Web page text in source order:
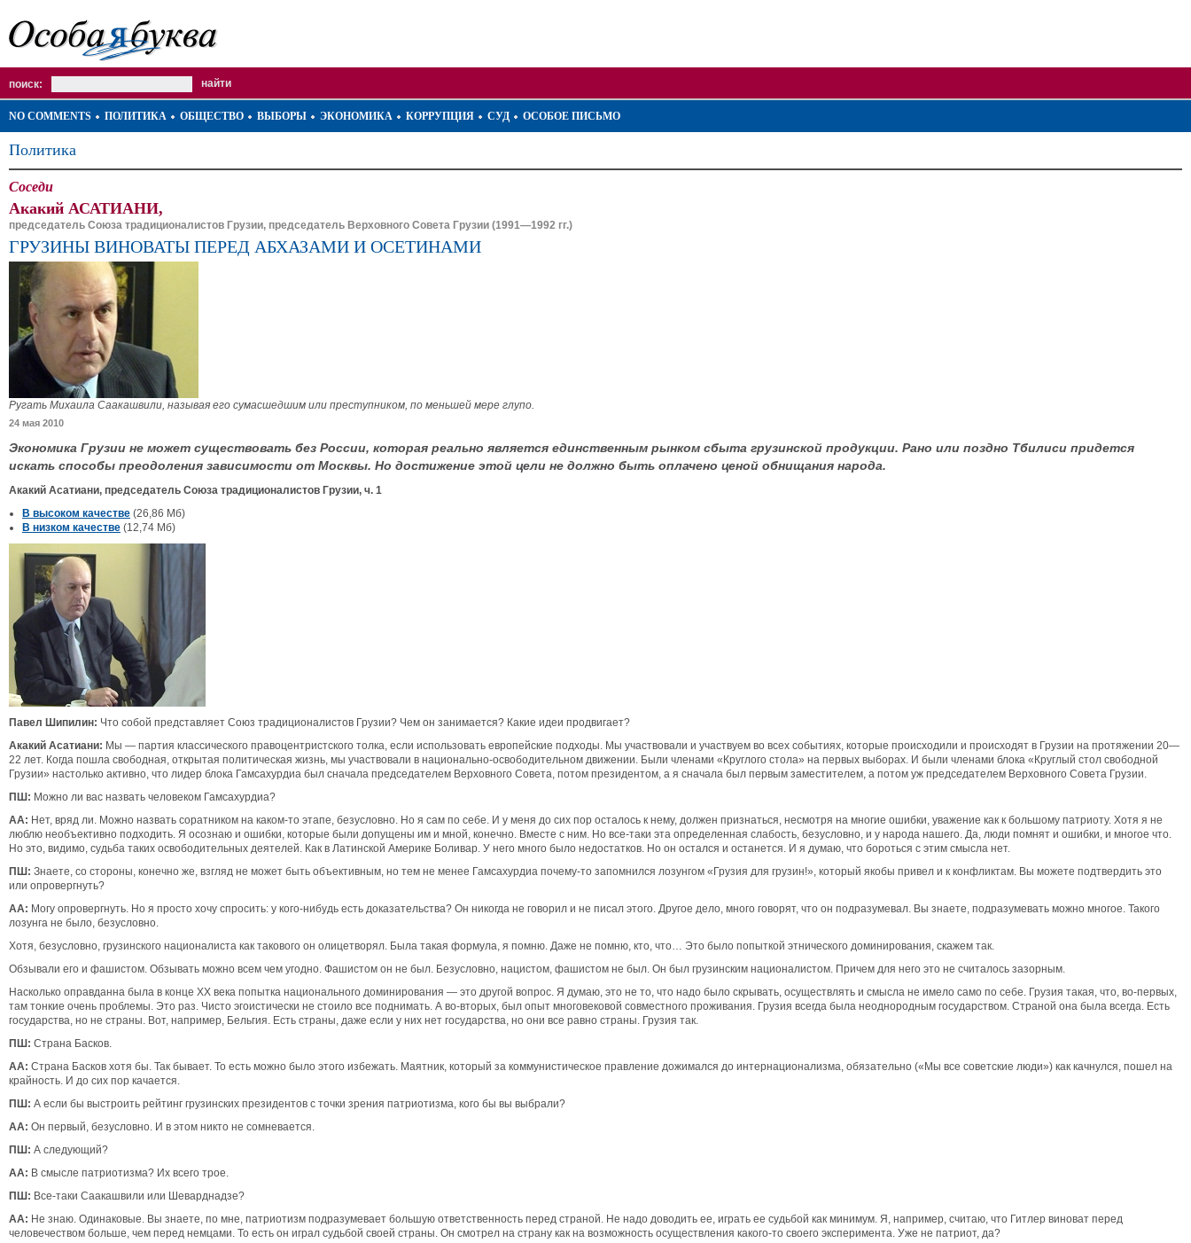
поиск:
NO COMMENTS ПОЛИТИКА ОБЩЕСТВО ВЫБОРЫ ЭКОНОМИКА КОРРУПЦИЯ СУД ОСОБОЕ ПИСЬМО
Политика
Соседи
Акакий АСАТИАНИ,
председатель Союза традиционалистов Грузии, председатель Верховного Совета Грузии (1991—1992 гг.)
ГРУЗИНЫ ВИНОВАТЫ ПЕРЕД АБХАЗАМИ И ОСЕТИНАМИ
Ругать Михаила Саакашвили, называя его сумасшедшим или преступником, по меньшей мере глупо.
24 мая 2010
Экономика Грузии не может существовать без России, которая реально является единственным рынком сбыта грузинской продукции. Рано или поздно Тбилиси придется
искать способы преодоления зависимости от Москвы. Но достижение этой цели не должно быть оплачено ценой обнищания народа.
Акакий Асатиани, председатель Союза традиционалистов Грузии, ч. 1
В высоком качестве (26,86 Мб)
В низком качестве (12,74 Мб)
Павел Шипилин: Что собой представляет Союз традиционалистов Грузии? Чем он занимается? Какие идеи продвигает?
Акакий Асатиани: Мы — партия классического правоцентристского толка, если использовать европейские подходы. Мы участвовали и участвуем во всех событиях, которые происходили и происходят в Грузии на протяжении 20—
22 лет. Когда пошла свободная, открытая политическая жизнь, мы участвовали в национально-освободительном движении. Были членами «Круглого стола» на первых выборах. И были членами блока «Круглый стол свободной
Грузии» настолько активно, что лидер блока Гамсахурдиа был сначала председателем Верховного Совета, потом президентом, а я сначала был первым заместителем, а потом уж председателем Верховного Совета Грузии.
ПШ: Можно ли вас назвать человеком Гамсахурдиа?
АА: Нет, вряд ли. Можно назвать соратником на каком-то этапе, безусловно. Но я сам по себе. И у меня до сих пор осталось к нему, должен признаться, несмотря на многие ошибки, уважение как к большому патриоту. Хотя я не
люблю необъективно подходить. Я осознаю и ошибки, которые были допущены им и мной, конечно. Вместе с ним. Но все-таки эта определенная слабость, безусловно, и у народа нашего. Да, люди помнят и ошибки, и многое что.
Но это, видимо, судьба таких освободительных деятелей. Как в Латинской Америке Боливар. У него много было недостатков. Но он остался и останется. И я думаю, что бороться с этим смысла нет.
ПШ: Знаете, со стороны, конечно же, взгляд не может быть объективным, но тем не менее Гамсахурдиа почему-то запомнился лозунгом «Грузия для грузин!», который якобы привел и к конфликтам. Вы можете подтвердить это
или опровергнуть?
АА: Могу опровергнуть. Но я просто хочу спросить: у кого-нибудь есть доказательства? Он никогда не говорил и не писал этого. Другое дело, много говорят, что он подразумевал. Вы знаете, подразумевать можно многое. Такого
лозунга не было, безусловно.
Хотя, безусловно, грузинского националиста как такового он олицетворял. Была такая формула, я помню. Даже не помню, кто, что… Это было попыткой этнического доминирования, скажем так.
Обзывали его и фашистом. Обзывать можно всем чем угодно. Фашистом он не был. Безусловно, нацистом, фашистом не был. Он был грузинским националистом. Причем для него это не считалось зазорным.
Насколько оправданна была в конце XX века попытка национального доминирования — это другой вопрос. Я думаю, это не то, что надо было скрывать, осуществлять и смысла не имело само по себе. Грузия такая, что, во-первых,
там тонкие очень проблемы. Это раз. Чисто эгоистически не стоило все поднимать. А во-вторых, был опыт многовековой совместного проживания. Грузия всегда была неоднородным государством. Страной она была всегда. Есть
государства, но не страны. Вот, например, Бельгия. Есть страны, даже если у них нет государства, но они все равно страны. Грузия так.
ПШ: Страна Басков.
АА: Страна Басков хотя бы. Так бывает. То есть можно было этого избежать. Маятник, который за коммунистическое правление дожимался до интернационализма, обязательно («Мы все советские люди») как качнулся, пошел на
крайность. И до сих пор качается.
ПШ: А если бы выстроить рейтинг грузинских президентов с точки зрения патриотизма, кого бы вы выбрали?
АА: Он первый, безусловно. И в этом никто не сомневается.
ПШ: А следующий?
АА: В смысле патриотизма? Их всего трое.
ПШ: Все-таки Саакашвили или Шеварднадзе?
АА: Не знаю. Одинаковые. Вы знаете, по мне, патриотизм подразумевает большую ответственность перед страной. Не надо доводить ее, играть ее судьбой как минимум. Я, например, считаю, что Гитлер виноват перед
человечеством больше, чем перед немцами. То есть он играл судьбой своей страны. Он смотрел на страну как на возможность осуществления какого-то своего эксперимента. Уже не патриот, да?